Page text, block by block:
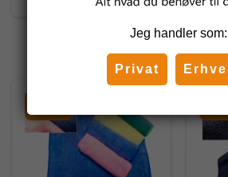
Andre har
Jeg handler som:
Privat